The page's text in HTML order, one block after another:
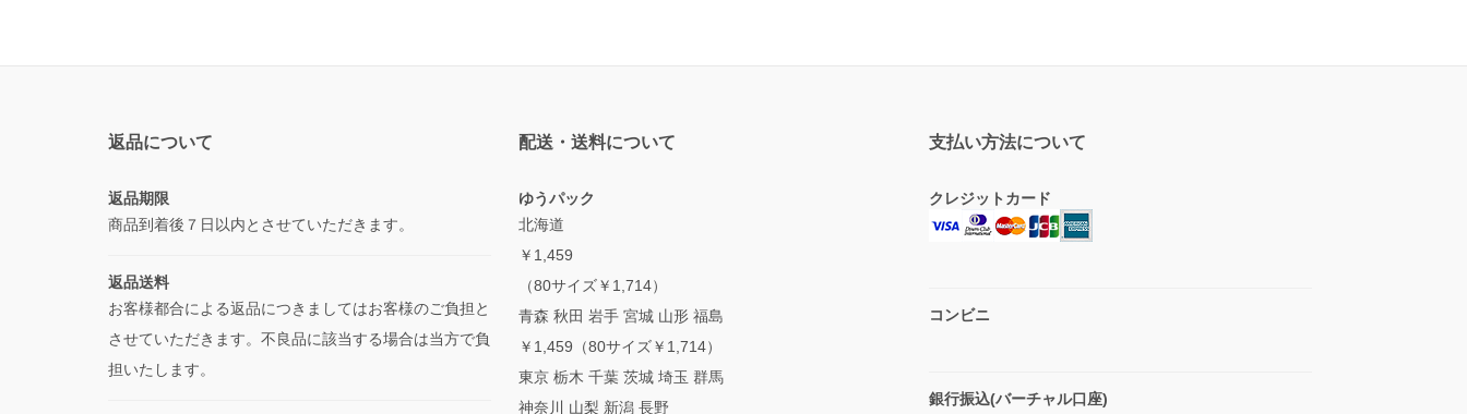
返品について
返品期限
商品到着後７日以内とさせていただきます。
返品送料
お客様都合による返品につきましてはお客様のご負担と
させていただきます。不良品に該当する場合は当方で負
担いたします。
配送・送料について
ゆうパック
北海道
￥1,459
（80サイズ￥1,714）
青森 秋田 岩手 宮城 山形 福島
￥1,459（80サイズ￥1,714）
東京 栃木 千葉 茨城 埼玉 群馬
神奈川 山梨 新潟 長野
支払い方法について
クレジットカード
コンビニ
銀行振込(バーチャル口座)